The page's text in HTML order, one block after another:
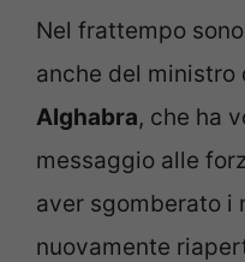
Nel frattempo
anche del ministro
Alghabra, che ha
messaggio alle
aver sgomberato i
nuovamente